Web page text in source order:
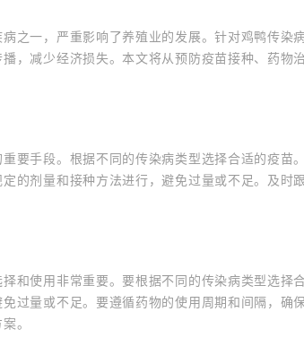
之一，严重影响了养殖业的发展。针对鸡鸭传染
，减少经济损失。本文将从预防疫苗接种、药物
要手段。根据不同的传染病类型选择合适的疫苗
的剂量和接种方法进行，避免过量或不足。及时
和使用非常重要。要根据不同的传染病类型选择
过量或不足。要遵循药物的使用周期和间隔，确
。